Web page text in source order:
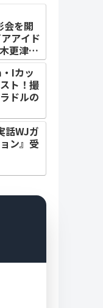
を開
アイド
更津に
Iカッ
ト！撮
ドルの
話WJガ
ン』受